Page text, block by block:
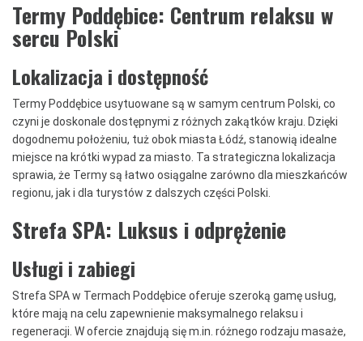
Termy Poddębice: Centrum relaksu w
sercu Polski
Lokalizacja i dostępność
Termy Poddębice usytuowane są w samym centrum Polski, co
czyni je doskonale dostępnymi z różnych zakątków kraju. Dzięki
dogodnemu położeniu, tuż obok miasta Łódź, stanowią idealne
miejsce na krótki wypad za miasto. Ta strategiczna lokalizacja
sprawia, że Termy są łatwo osiągalne zarówno dla mieszkańców
regionu, jak i dla turystów z dalszych części Polski.
Strefa SPA: Luksus i odprężenie
Usługi i zabiegi
Strefa SPA w Termach Poddębice oferuje szeroką gamę usług,
które mają na celu zapewnienie maksymalnego relaksu i
regeneracji. W ofercie znajdują się m.in. różnego rodzaju masaże,